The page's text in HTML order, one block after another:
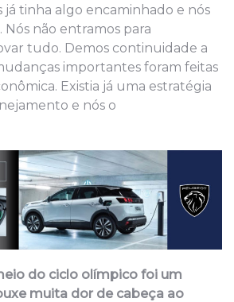
já tinha algo encaminhado e nós
Nós não entramos para
tudo. Demos continuidade a
importantes foram feitas
Existia já uma estratégia
e nós o
do ciclo olímpico foi um
muita dor de cabeça ao